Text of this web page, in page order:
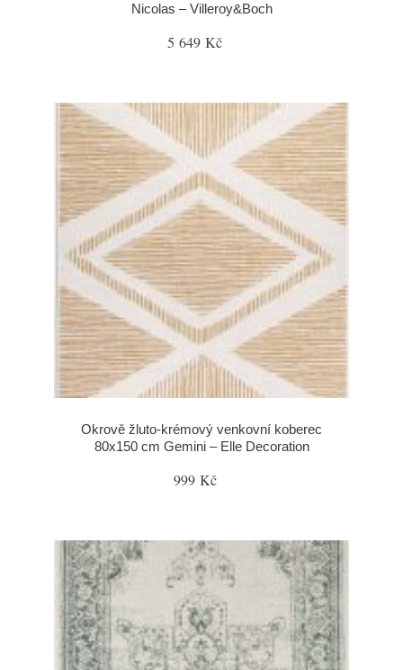
Nicolas – Villeroy&Boch
5 649 Kč
Okrově žluto-krémový venkovní koberec
80x150 cm Gemini – Elle Decoration
999 Kč